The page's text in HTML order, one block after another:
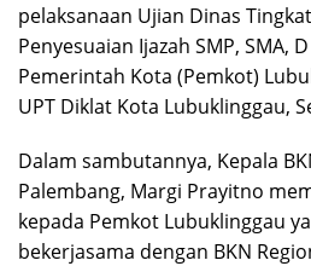
pelaksanaan Ujian Dinas
Penyesuaian Ijazah SMP, SMA,
Pemerintah Kota (Pemkot)
UPT Diklat Kota Lubuklinggau,
Dalam sambutannya, Kepala
Palembang, Margi Prayitno
kepada Pemkot Lubuklinggau
bekerjasama dengan BKN